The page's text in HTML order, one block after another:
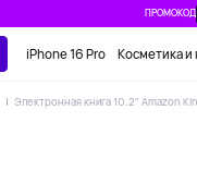
ПРОМОКОД
iPhone 16 Pro Косметика
Электронная книга 10.2" Amazon